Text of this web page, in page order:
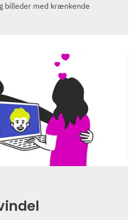
billeder med krænkende